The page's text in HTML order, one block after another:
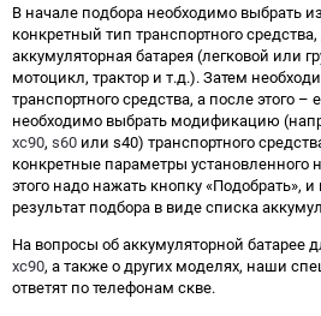
В начале подбора необходимо выбрать
конкретный тип транспортного
аккумуляторная батарея (легковой или
мотоцикл, трактор и т.д.). Затем
транспортного средства, а после этого –
необходимо выбрать модификацию
xc90, s60 или s40) транспортного
конкретные параметры установленного
этого надо нажать кнопку «Подобрать», и
результат подбора в виде списка
На вопросы об аккумуляторной батарее
xc90, а также о других моделях, наши
ответят по телефонам скве.